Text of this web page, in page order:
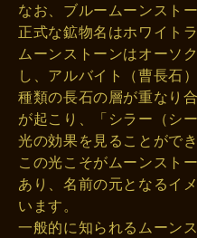
なお、ブルームーンスト
正式な鉱物名はホワイト
ムーンストーンはオーソ
し、アルバイト（曹長石
種類の長石の層が重なり
が起こり、「シラー（シ
光の効果を見ることができ
この光こそがムーンスト
あり、名前の元となるイ
います。
一般的に知られるムーン